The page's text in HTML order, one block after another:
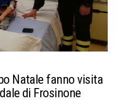
e
Natale fanno visita
di Frosinone